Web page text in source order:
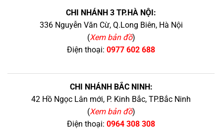
CHI NHÁNH 3 TP.HÀ NỘI:
336 Nguyễn Văn Cừ, Q.Long Biên, Hà Nội
(Xem bản đồ)
Điện thoại: 0977 602 688
CHI NHÁNH BẮC NINH:
42 Hồ Ngọc Lân mới, P. Kinh Bắc, TP.Bắc Ninh
(Xem bản đồ)
Điện thoại: 0964 308 308